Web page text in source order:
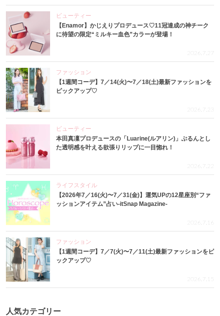
ビューティー
【Enamor】かじえりプロデュース♡11冠達成の神チーク
に待望の限定“ミルキー血色”カラーが登場！
2026.7.27
ファッション
【1週間コーデ】7／14(火)〜7／18(土)最新ファッションを
ピックアップ♡
2026.7.23
ビューティー
本田真凜プロデュースの「Luarine(ルアリン)」ぷるんとし
た透明感を叶える欲張りリップに一目惚れ！
2026.7.22
ライフスタイル
【2026年7／16(火)〜7／31(金)】運気UPの12星座別“ファ
ッションアイテム”占い-itSnap Magazine-
2026.7.16
ファッション
【1週間コーデ】7／7(火)〜7／11(土)最新ファッションをピ
ックアップ♡
2026.7.15
人気カテゴリー